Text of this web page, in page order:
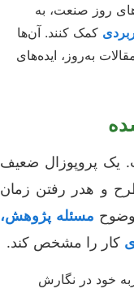
روز صنعت، به
کمک کنند. آن‌ها
به‌روز، ایده‌های
یک پروپوزال ضعیف
و هدر رفتن زمان
مسئله پژوهش،
کار را مشخص کند.
خود در نگارش